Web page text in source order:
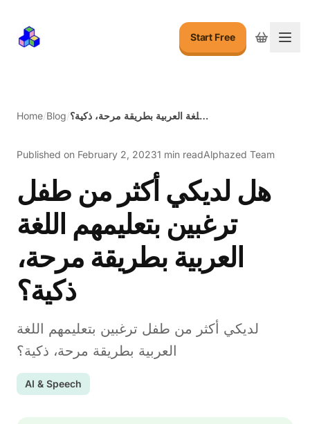
Start Free
Home/Blog/ هل لديكي أكثر من طفل ترغبين بتعليمهم اللغة العربية بطريقة مرحة، ذكية؟
Published on February 2, 20231 min readAlphazed Team
هل لديكي أكثر من طفل
ترغبين بتعليمهم اللغة
العربية بطريقة مرحة،
ذكية؟
لديكي أكثر من طفل ترغبين بتعليمهم اللغة
العربية بطريقة مرحة، ذكية؟
AI & Speech